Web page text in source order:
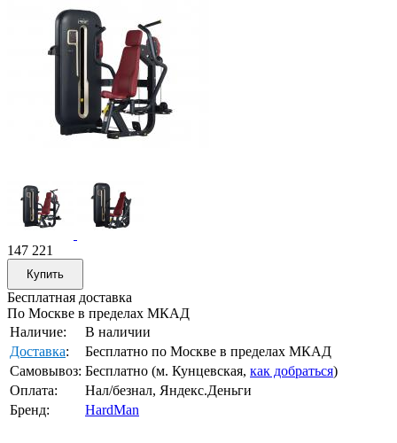
147 221
Бесплатная доставка
По Москве в пределах МКАД
Наличие:
В наличии
Доставка:
Бесплатно по Москве в пределах МКАД
Самовывоз: Бесплатно (м. Кунцевская, как добраться)
Оплата:
Нал/безнал, Яндекс.Деньги
Бренд:
HardMan